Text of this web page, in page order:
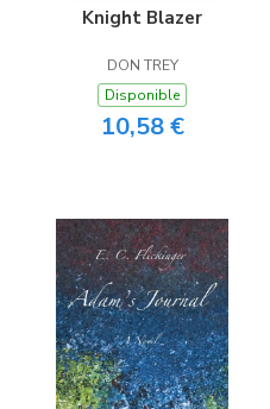
Knight Blazer
DON TREY
Disponible
10,58 €